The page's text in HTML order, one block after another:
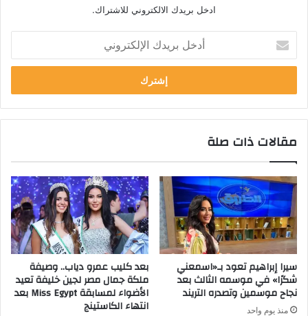
ادخل بريدك الالكتروني للاشتراك.
خ
ب
ر
د
ا
ل
ك
ت
ر
و
ن
ي
مقالات ذات صلة
سيرا إبراهيم تعود بـ«اسمعني
شكرًا» في موسمه الثالث بعد
نجاح موسمين وتصدره التريند
منذ يوم واحد
بعد كليب عمرو دياب.. وصيفة
ملكة جمال مصر لجين خليفة تعيد
الأضواء لمسابقة Miss Egypt بعد
انتهاء الكاستينج